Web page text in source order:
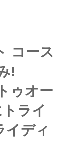
大切と思える
と星空うたち
と絶対にで
かったと思う
コース
!
ゥオー
ライ
イディ